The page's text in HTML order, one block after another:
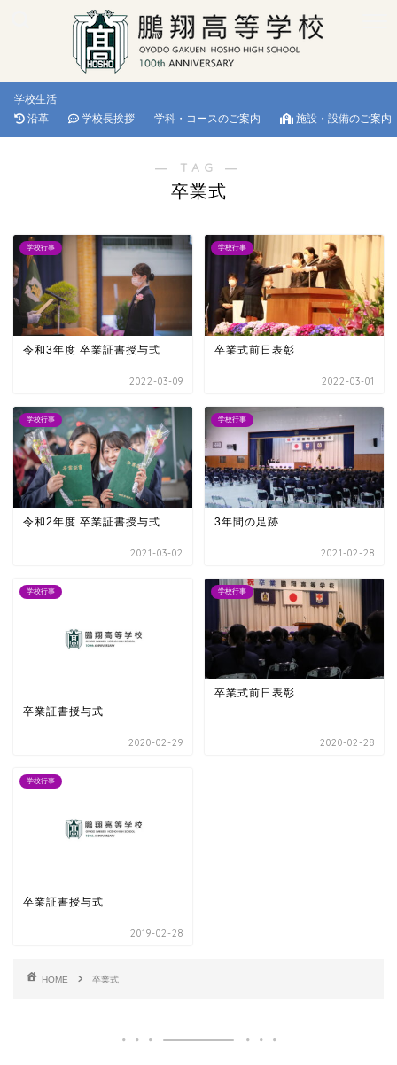
学校生活
沿革
学校長挨拶 学科・コースのご案内 施設・設備のご案内
― TAG ―
卒業式
学校行事
令和3年度 卒業証書授与式
2022-03-09
学校行事
卒業式前日表彰
2022-03-01
学校行事
令和2年度 卒業証書授与式
2021-03-02
学校行事
3年間の足跡
2021-02-28
学校行事
卒業証書授与式
2020-02-29
学校行事
卒業式前日表彰
2020-02-28
学校行事
卒業証書授与式
2019-02-28
HOME 卒業式